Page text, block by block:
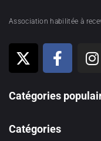
Association habilitée à
Catégories
Catégories